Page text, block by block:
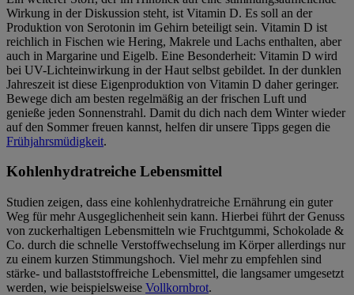
Wirkung in der Diskussion steht, ist Vitamin D. Es soll an der
Produktion von Serotonin im Gehirn beteiligt sein. Vitamin D ist
reichlich in Fischen wie Hering, Makrele und Lachs enthalten, aber
auch in Margarine und Eigelb. Eine Besonderheit: Vitamin D wird
bei UV-Lichteinwirkung in der Haut selbst gebildet. In der dunklen
Jahreszeit ist diese Eigenproduktion von Vitamin D daher geringer.
Bewege dich am besten regelmäßig an der frischen Luft und
genieße jeden Sonnenstrahl. Damit du dich nach dem Winter wieder
auf den Sommer freuen kannst, helfen dir unsere Tipps gegen die
Frühjahrsmüdigkeit.
Kohlenhydratreiche Lebensmittel
Studien zeigen, dass eine kohlenhydratreiche Ernährung ein guter
Weg für mehr Ausgeglichenheit sein kann. Hierbei führt der Genuss
von zuckerhaltigen Lebensmitteln wie Fruchtgummi, Schokolade &
Co. durch die schnelle Verstoffwechselung im Körper allerdings nur
zu einem kurzen Stimmungshoch. Viel mehr zu empfehlen sind
stärke- und ballaststoffreiche Lebensmittel, die langsamer umgesetzt
werden, wie beispielsweise Vollkornbrot.